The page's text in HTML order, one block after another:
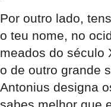
Por outro lado,
o teu nome, no
meados do século
o de outro grande
Antonius designa
sabes melhor que